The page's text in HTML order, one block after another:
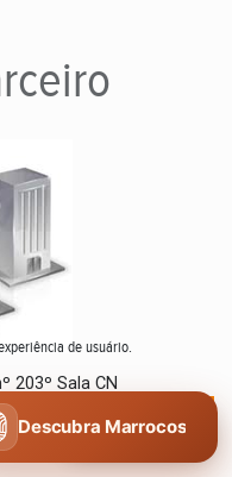
203º Sala CN
de usuário.
CONCORDO
Descubra Marrocos